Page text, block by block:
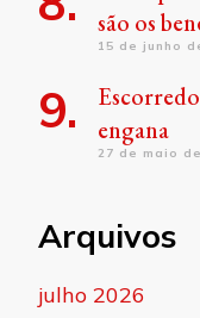
são os
15 de junho
engana
27 de maio
Arquivos
julho 2026